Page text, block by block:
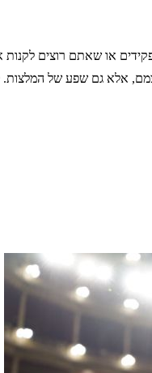
או שאתם רוצים לקנות
אלא גם שפע של